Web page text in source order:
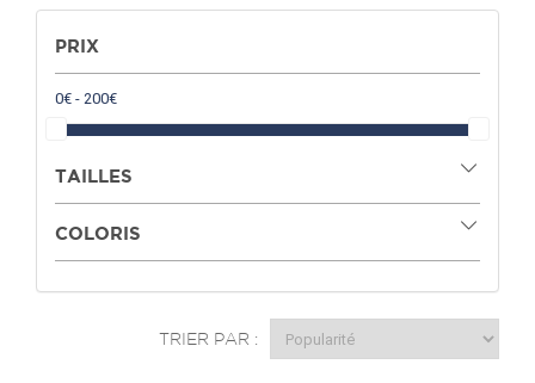
PRIX
TAILLES
COLORIS
TRIER PAR :